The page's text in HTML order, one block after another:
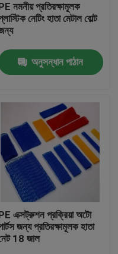
নমনীয় প্রতিরক্ষামূলক
নেটিং হাতা মেটাল বোল্ট
অনুসন্ধান পাঠান
এক্সট্রুশন প্রক্রিয়া অটো
জন্য প্রতিরক্ষামূলক হাতা
18 জাল